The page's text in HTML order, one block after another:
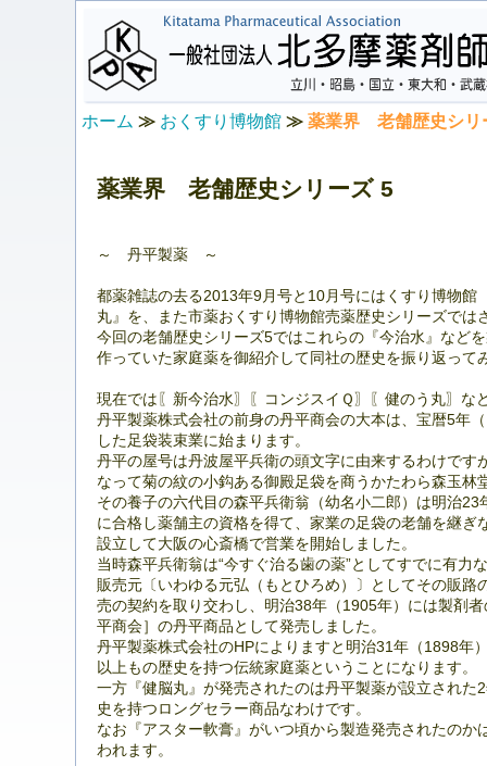
ホーム ≫ おくすり博物館 ≫ 薬業界 老舗歴史シリ
薬業界 老舗歴史シリーズ 5
～ 丹平製薬 ～
都薬雑誌の去る2013年9月号と10月号にはくすり博物
丸』を、また市薬おくすり博物館売薬歴史シリーズで
今回の老舗歴史シリーズ5ではこれらの『今治水』など
作っていた家庭薬を御紹介して同社の歴史を振り返って
現在では〖新今治水〗〖コンジスイＱ〗〖健のう丸〗
丹平製薬株式会社の前身の丹平商会の大本は、宝暦5年
した足袋装束業に始まります。
丹平の屋号は丹波屋平兵衛の頭文字に由来するわけで
なって菊の紋の小鈎ある御殿足袋を商うかたわら森玉林
その養子の六代目の森平兵衛翁（幼名小二郎）は明治
に合格し薬舗主の資格を得て、家業の足袋の老舗を継
設立して大阪の心斎橋で営業を開始しました。
当時森平兵衛翁は“今すぐ治る歯の薬”としてすでに有
販売元〔いわゆる元弘（もとひろめ）〕としてその販
売の契約を取り交わし、明治38年（1905年）には製剤
平商会］の丹平商品として発売しました。
丹平製薬株式会社のHPによりますと明治31年（1898年
以上もの歴史を持つ伝統家庭薬ということになります。
一方『健脳丸』が発売されたのは丹平製薬が設立され
史を持つロングセラー商品なわけです。
なお『アスター軟膏』がいつ頃から製造発売されたの
われます。